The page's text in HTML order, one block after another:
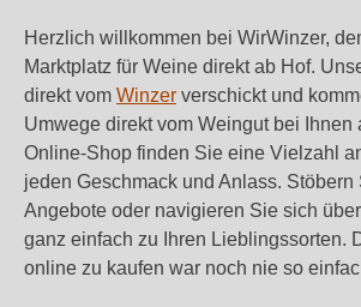
Herzlich willkommen bei WirWinzer,
Marktplatz für Weine direkt ab Hof.
direkt vom Winzer verschickt und
Umwege direkt vom Weingut bei Ihnen
Online-Shop finden Sie eine Vielzahl
jeden Geschmack und Anlass. Stöbern
Angebote oder navigieren Sie sich
ganz einfach zu Ihren Lieblingssorten.
online zu kaufen war noch nie so